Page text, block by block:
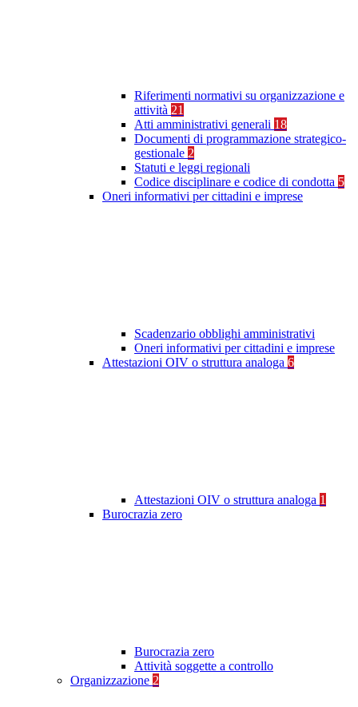
Riferimenti normativi su organizzazione e
attività 21
Atti amministrativi generali 18
Documenti di programmazione strategico-
gestionale 2
Statuti e leggi regionali
Codice disciplinare e codice di condotta 5
Oneri informativi per cittadini e imprese
Scadenzario obblighi amministrativi
Oneri informativi per cittadini e imprese
Attestazioni OIV o struttura analoga 6
Attestazioni OIV o struttura analoga 1
Burocrazia zero
Burocrazia zero
Attività soggette a controllo
Organizzazione 2